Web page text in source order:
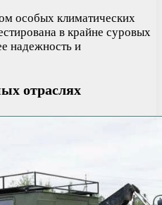
особых климатических
в крайне суровых
надежность и
отраслях